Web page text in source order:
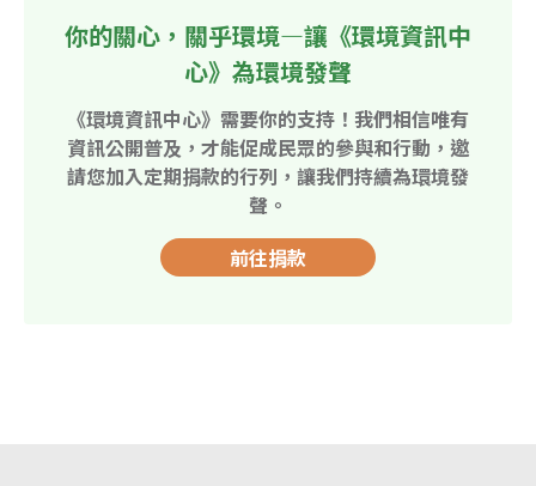
你的關心，關乎環境—讓《環境資訊中
心》為環境發聲
《環境資訊中心》需要你的支持！我們相信唯有
資訊公開普及，才能促成民眾的參與和行動，邀
請您加入定期捐款的行列，讓我們持續為環境發
聲。
前往捐款